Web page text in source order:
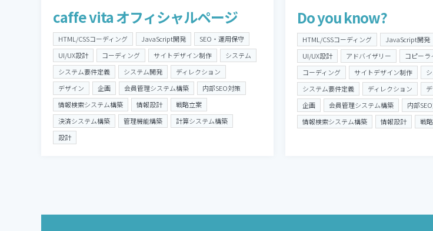
caffe vita オフィシャルページ
HTML/CSSコーディング JavaScript開発
SEO・運用保守
UI/UX設計
コーディング サイトデザイン制作
システム
システム要件定義
システム開発
ディレクション
デザイン
企画 会員管理システム構築
内部SEO対策
情報検索システム構築
情報設計
戦略立案
決済システム構築
管理機能構築
計算システム構築
設計
Do you know?
HTML/CSSコーディング JavaScript開発
UI/UX設計
アドバイザリー
コピーラ
コーディング
サイトデザイン制作
システム要件定義
ディレクション
企画
会員管理システム構築
内部
情報検索システム構築
情報設計 戦